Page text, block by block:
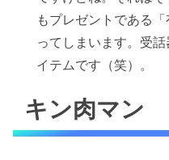
もプレゼントである
ってしまいます。受
イテムです（笑）。
キン肉マン